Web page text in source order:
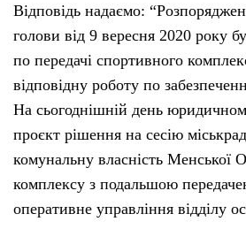
Відповідь надаємо:
голови від 9 вересня 2020 року
по передачі спортивного
відповідну роботу по
На сьогоднішній день юридичном
проєкт рішення на сесію
комунальну власність Менської
комплексу з подальшою
оперативне управління відділу